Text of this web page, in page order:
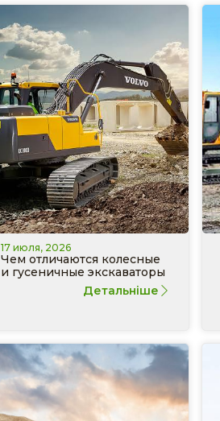
17 июля, 2026
Чем отличаются колесные
и гусеничные экскаваторы
Детальніше